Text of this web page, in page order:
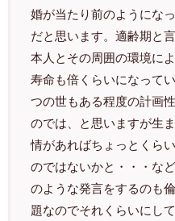
婚が当たり前のようにな
だと思います。適齢期と
本人とその周囲の環境に
寿命も倍くらいになって
つの世もある程度の計画
のでは、と思いますが生
情があればちょっとくら
のではないかと・・・な
のような発言をするのも
題なのでそれくらいにし